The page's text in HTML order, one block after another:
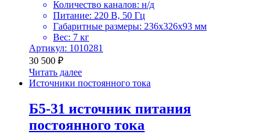
Количество каналов: н/д
Питание: 220 В, 50 Гц
Габаритные размеры: 236x326x93 мм
Вес: 7 кг
Артикул: 1010281
30 500 ₽
Читать далее
Источники постоянного тока
Б5-31 источник питания
постоянного тока